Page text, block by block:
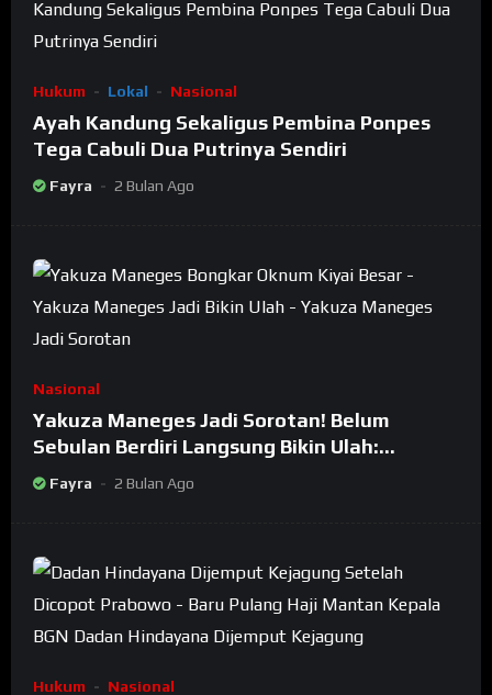
Hukum Lokal Nasional
Ayah Kandung Sekaligus Pembina Ponpes
Tega Cabuli Dua Putrinya Sendiri
Fayra 2 Bulan Ago
Nasional
Yakuza Maneges Jadi Sorotan! Belum
Sebulan Berdiri Langsung Bikin Ulah:
Bongkar Oknum Kiyai Besar
Fayra 2 Bulan Ago
Hukum Nasional